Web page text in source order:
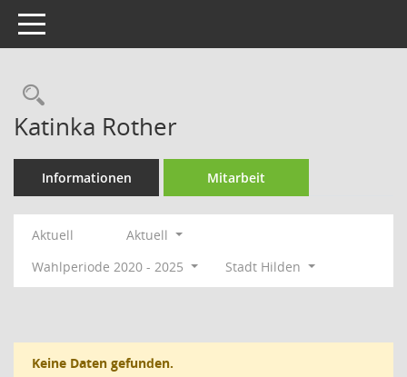
Toggle navigation
Rechercheauswahl
Katinka Rother
Informationen Mitarbeit
Aktuell
Aktuell
Wahlperiode 2020 - 2025
Stadt Hilden
Keine Daten gefunden.